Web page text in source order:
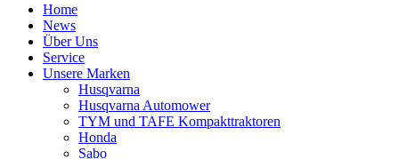
Home
News
Über Uns
Service
Unsere Marken
Husqvarna
Husqvarna Automower
TYM und TAFE Kompakttraktoren
Honda
Sabo